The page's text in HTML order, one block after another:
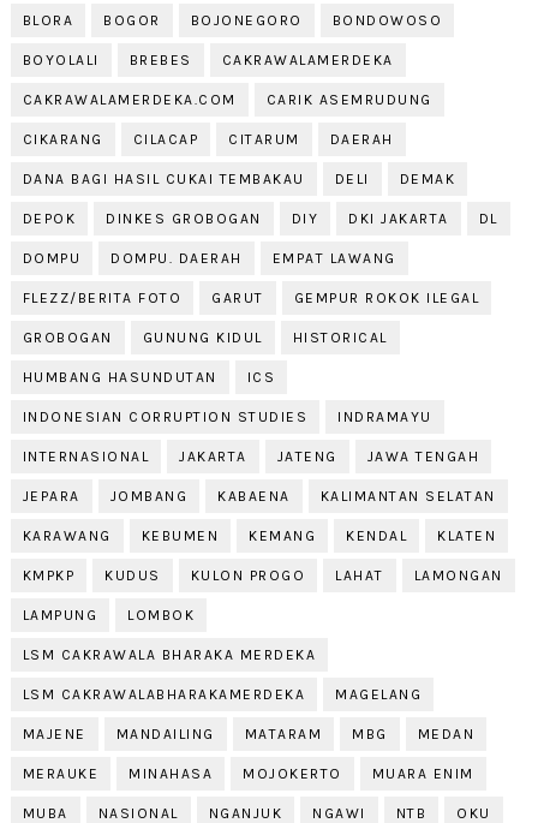
BLORA BOGOR BOJONEGORO BONDOWOSO
BOYOLALI BREBES CAKRAWALAMERDEKA
CAKRAWALAMERDEKA.COM CARIK ASEMRUDUNG
CIKARANG CILACAP CITARUM DAERAH
DANA BAGI HASIL CUKAI TEMBAKAU DELI DEMAK
DEPOK DINKES GROBOGAN DIY DKI JAKARTA DL
DOMPU DOMPU. DAERAH EMPAT LAWANG
FLEZZ/BERITA FOTO GARUT GEMPUR ROKOK ILEGAL
GROBOGAN GUNUNG KIDUL HISTORICAL
HUMBANG HASUNDUTAN ICS
INDONESIAN CORRUPTION STUDIES INDRAMAYU
INTERNASIONAL JAKARTA JATENG JAWA TENGAH
JEPARA JOMBANG KABAENA KALIMANTAN SELATAN
KARAWANG KEBUMEN KEMANG KENDAL KLATEN
KMPKP KUDUS KULON PROGO LAHAT LAMONGAN
LAMPUNG LOMBOK
LSM CAKRAWALA BHARAKA MERDEKA
LSM CAKRAWALABHARAKAMERDEKA MAGELANG
MAJENE MANDAILING MATARAM MBG MEDAN
MERAUKE MINAHASA MOJOKERTO MUARA ENIM
MUBA NASIONAL NGANJUK NGAWI NTB OKU